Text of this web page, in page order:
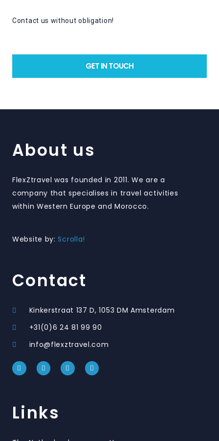
Contact us without obligation!
GET IN TOUCH
About us
FlexZtravel was founded in 2011. We are a
company that specialises in travel activities
within Western Europe and Morocco.
Website by:Scrolla!
Contact
Kinkerstraat 137 D, 1053 DM Amsterdam
+31(0)6 24 81 99 90
info@flexztravel.com
Links